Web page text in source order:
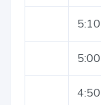
5:10
5:00
4:50